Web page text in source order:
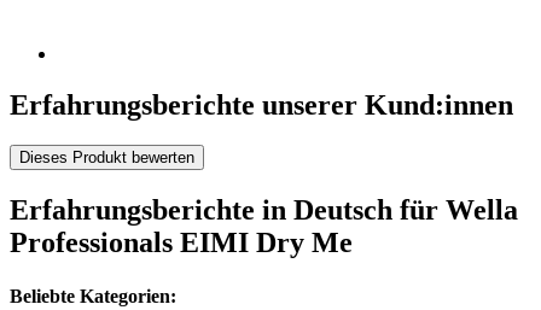
Erfahrungsberichte unserer Kund:innen
Dieses Produkt bewerten
Erfahrungsberichte in Deutsch für Wella
Professionals EIMI Dry Me
Beliebte Kategorien: